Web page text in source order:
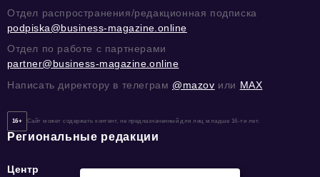
Отдел распространения/редакционная подписка
podpiska@business-magazine.online
Отдел по работе с партнерами
partner@business-magazine.online
Написать директору в телеграм @mazov или MAX
16+ Сайт может содержать контент, не предназначенный для лиц младше 16-ти лет.
Региональные редакции
Центр